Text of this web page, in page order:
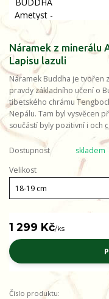
Náramek z minerálu
Lapisu lazuli
Náramek Buddha je tvořen
pravdy základního učení o
tibetského chrámu
Nepálu. Tam byl vysvěcen
součástí byly pozitivní i och
Dostupnost
skladem
Velikost
1 299 Kč/ks
Číslo produktu: